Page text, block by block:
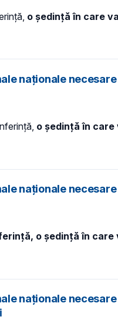
o ședință în care
naționale necesare
o ședință în
naționale necesare
o ședință în
naționale necesare